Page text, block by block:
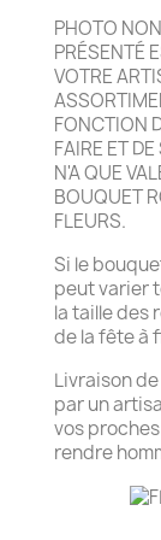
PHOTO
PRÉSENTÉ
VOTRE
FONCTION
FAIRE ET
N'A QUE
BOUQUET
FLEURS.
Si le
peut varier
la taille des
de la fête à
Livraison
par un
vos
rendre